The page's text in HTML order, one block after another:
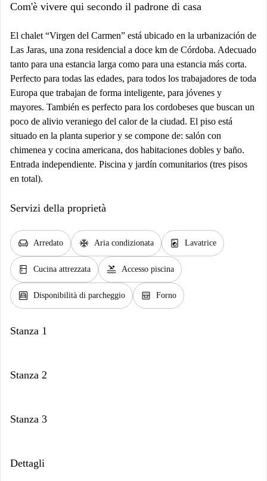
Com'è vivere qui secondo il padrone di casa
El chalet “Virgen del Carmen” está ubicado en la urbanización de
Las Jaras, una zona residencial a doce km de Córdoba. Adecuado
tanto para una estancia larga como para una estancia más corta.
Perfecto para todas las edades, para todos los trabajadores de toda
Europa que trabajan de forma inteligente, para jóvenes y
mayores. También es perfecto para los cordobeses que buscan un
poco de alivio veraniego del calor de la ciudad. El piso está
situado en la planta superior y se compone de: salón con
chimenea y cocina americana, dos habitaciones dobles y baño.
Entrada independiente. Piscina y jardín comunitarios (tres pisos
en total).
Servizi della proprietà
chair Arredato ac_unit Aria condizionata local_laundry_service Lavatrice
kitchen Cucina attrezzata pool Accesso piscina
garage Disponibilità di parcheggio oven_gen Forno
Stanza 1
Stanza 2
Stanza 3
Dettagli